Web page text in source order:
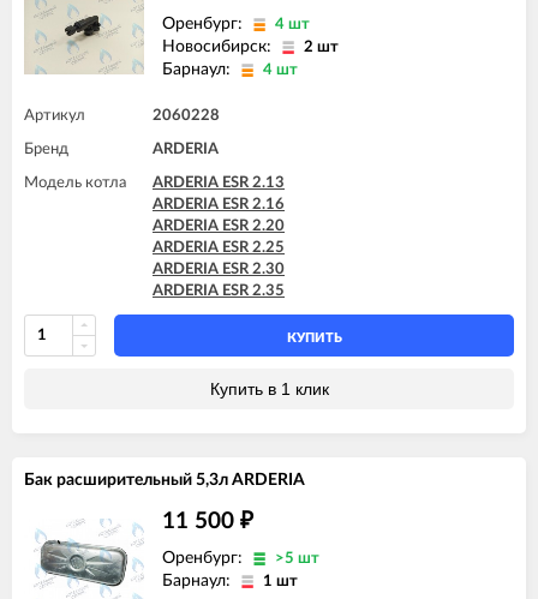
Оренбург: 4 шт
Новосибирск: 2 шт
Барнаул: 4 шт
Артикул 2060228
Бренд ARDERIA
Модель котла
ARDERIA ESR 2.13
ARDERIA ESR 2.16
ARDERIA ESR 2.20
ARDERIA ESR 2.25
ARDERIA ESR 2.30
ARDERIA ESR 2.35
КУПИТЬ
Купить в 1 клик
Бак расширительный 5,3л ARDERIA
11 500 ₽
Оренбург: >5 шт
Барнаул: 1 шт